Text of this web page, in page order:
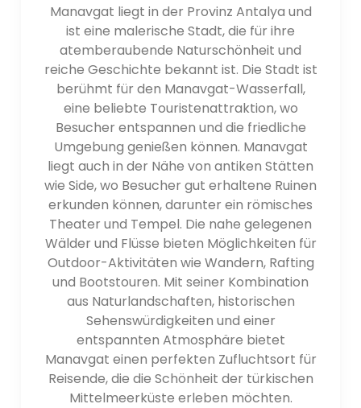
- Stadt Antalya: Antalya, die größte Stadt der
Region, ist ein lebendiges und kosmopolitisches
Zentrum, das Geschichte und Moderne nahtlos
miteinander verbindet. Das historische Zentrum der
Stadt, bekannt als Kaleiçi, bietet gut erhaltene
Architektur aus der osmanischen Zeit, enge Gassen
und charmante Cafés. Antalya bietet außerdem
einen geschäftigen Yachthafen, eine Vielzahl von
Museen und ein pulsierendes Nachtleben.
- Side: Side liegt östlich von Antalya und ist eine
Küstenstadt, die für ihre antiken Ruinen und ihre
malerische Umgebung bekannt ist. Es bietet ein gut
erhaltenes römisches Theater, eine
atemberaubende Uferpromenade und einen
belebten Marktplatz. Die wunderschönen
Sandstrände und das kristallklare Wasser von Side
bieten zahlreiche Möglichkeiten zur Entspannung und
für Wassersport.
- Belek: Belek ist ein bekannter Ferienort, der für
seine luxuriösen Hotels, erstklassigen Golfplätze und
unberührten Strände bekannt ist. Es ist ein beliebtes
Manavgat liegt in der Provinz Antalya und
ist eine malerische Stadt, die für ihre
atemberaubende Naturschönheit und
reiche Geschichte bekannt ist. Die Stadt ist
berühmt für den Manavgat-Wasserfall,
eine beliebte Touristenattraktion, wo
Besucher entspannen und die friedliche
Umgebung genießen können. Manavgat
liegt auch in der Nähe von antiken Stätten
wie Side, wo Besucher gut erhaltene Ruinen
erkunden können, darunter ein römisches
Theater und Tempel. Die nahe gelegenen
Wälder und Flüsse bieten Möglichkeiten für
Outdoor-Aktivitäten wie Wandern, Rafting
und Bootstouren. Mit seiner Kombination
aus Naturlandschaften, historischen
Sehenswürdigkeiten und einer
entspannten Atmosphäre bietet
Manavgat einen perfekten Zufluchtsort für
Reisende, die die Schönheit der türkischen
Mittelmeerküste erleben möchten.